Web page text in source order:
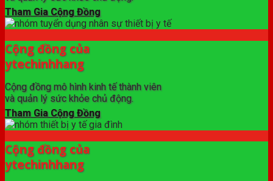
Tham Gia Cộng Đồng
Cộng đồng của
ytechinhhang
Cộng đồng mô hình kinh tế thành viên
và quản lý sức khỏe chủ động.
Tham Gia Cộng Đồng
Cộng đồng của
ytechinhhang